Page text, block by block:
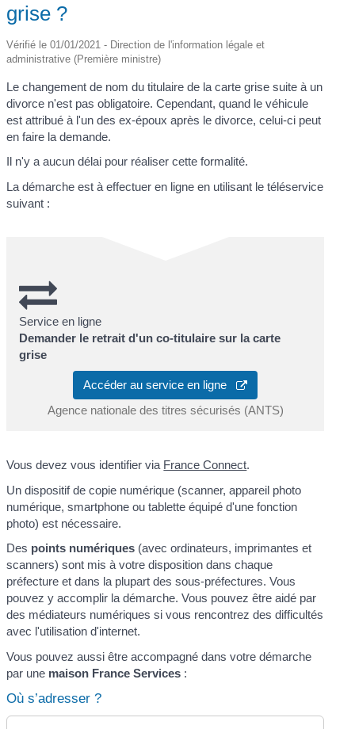
grise ?
Vérifié le 01/01/2021 - Direction de l'information légale et
administrative (Première ministre)
Le changement de nom du titulaire de la carte grise suite à un
divorce n'est pas obligatoire. Cependant, quand le véhicule
est attribué à l'un des ex-époux après le divorce, celui-ci peut
en faire la demande.
Il n'y a aucun délai pour réaliser cette formalité.
La démarche est à effectuer en ligne en utilisant le téléservice
suivant :
Service en ligne
Demander le retrait d'un co-titulaire sur la carte
grise
Accéder au service en ligne
Agence nationale des titres sécurisés (ANTS)
Vous devez vous identifier via France Connect.
Un dispositif de copie numérique (scanner, appareil photo
numérique, smartphone ou tablette équipé d'une fonction
photo) est nécessaire.
Des points numériques (avec ordinateurs, imprimantes et
scanners) sont mis à votre disposition dans chaque
préfecture et dans la plupart des sous-préfectures. Vous
pouvez y accomplir la démarche. Vous pouvez être aidé par
des médiateurs numériques si vous rencontrez des difficultés
avec l'utilisation d'internet.
Vous pouvez aussi être accompagné dans votre démarche
par une maison France Services :
Où s’adresser ?